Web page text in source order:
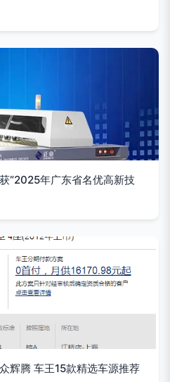
“2025年广东省名优高新技
辉腾 车王15款精选车源推荐